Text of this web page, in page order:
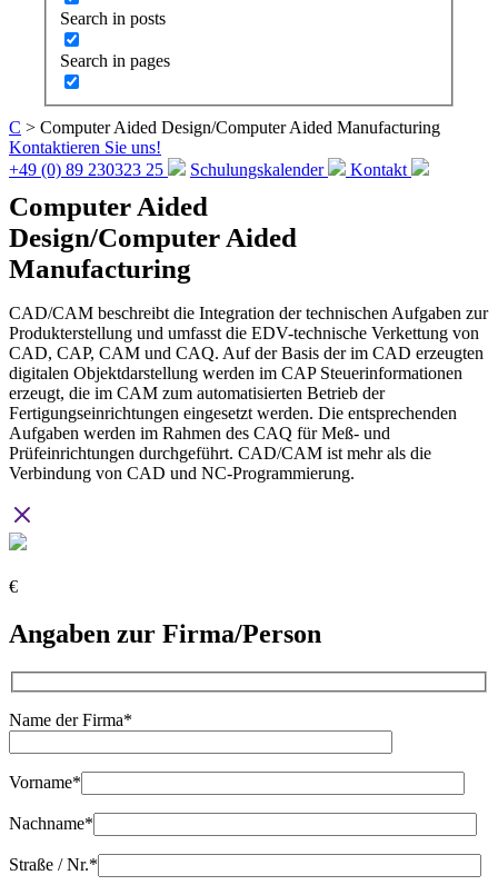
Search in posts
Search in pages
C > Computer Aided Design/Computer Aided Manufacturing
Kontaktieren Sie uns!
+49 (0) 89 230323 25
Schulungskalender Kontakt
Computer Aided
Design/Computer Aided
Manufacturing
CAD/CAM beschreibt die Integration der technischen Aufgaben zur
Produkterstellung und umfasst die EDV-technische Verkettung von
CAD, CAP, CAM und CAQ. Auf der Basis der im CAD erzeugten
digitalen Objektdarstellung werden im CAP Steuerinformationen
erzeugt, die im CAM zum automatisierten Betrieb der
Fertigungseinrichtungen eingesetzt werden. Die entsprechenden
Aufgaben werden im Rahmen des CAQ für Meß- und
Prüfeinrichtungen durchgeführt. CAD/CAM ist mehr als die
Verbindung von CAD und NC-Programmierung.
€
Angaben zur Firma/Person
Name der Firma*
Vorname*
Nachname*
Straße / Nr.*